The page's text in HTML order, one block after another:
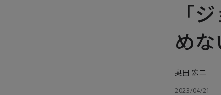
「
め
奥田 宏二
2023/04/21